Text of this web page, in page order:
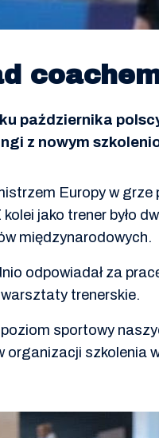
października
z nowym
Europy w
jako trener było
międzynarodowych.
odpowiadał za
trenerskie.
sportowy
szkolenia